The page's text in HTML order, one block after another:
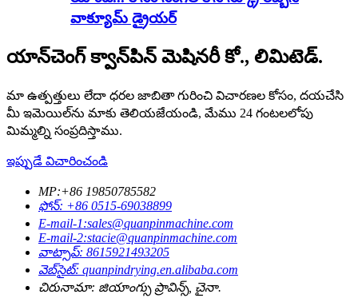
వాక్యూమ్ డ్రైయర్
యాన్‌చెంగ్ క్వాన్‌పిన్ మెషినరీ కో., లిమిటెడ్.
మా ఉత్పత్తులు లేదా ధరల జాబితా గురించి విచారణల కోసం, దయచేసి
మీ ఇమెయిల్‌ను మాకు తెలియజేయండి, మేము 24 గంటలలోపు
మిమ్మల్ని సంప్రదిస్తాము.
ఇప్పుడే విచారించండి
MP:+86 19850785582
ఫోన్: +86 0515-69038899
E-mail-1:sales@quanpinmachine.com
E-mail-2:stacie@quanpinmachine.com
వాట్సాప్: 8615921493205
వెబ్‌సైట్: quanpindrying.en.alibaba.com
చిరునామా: జియాంగ్సు ప్రావిన్స్, చైనా.